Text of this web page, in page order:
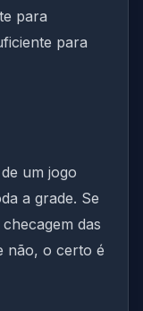
para
para
um jogo
a grade. Se
das
não, o certo é